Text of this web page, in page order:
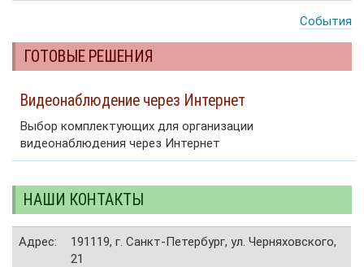
События
ГОТОВЫЕ РЕШЕНИЯ
Видеонаблюдение через Интернет
Выбор комплектующих для организации
видеонаблюдения через Интернет
НАШИ КОНТАКТЫ
Адрес:
191119, г. Санкт-Петербург, ул. Черняховского,
21